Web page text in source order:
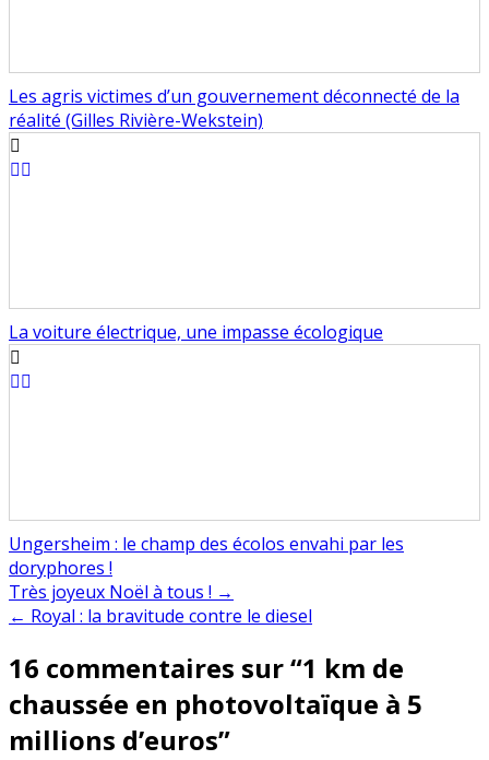
Les agris victimes d’un gouvernement déconnecté de la
réalité (Gilles Rivière-Wekstein)
La voiture électrique, une impasse écologique
Ungersheim : le champ des écolos envahi par les
doryphores !
Navigation
de
l’article
Très joyeux Noël à tous ! →
← Royal : la bravitude contre le diesel
16 commentaires sur “1 km de
chaussée en photovoltaïque à 5
millions d’euros”